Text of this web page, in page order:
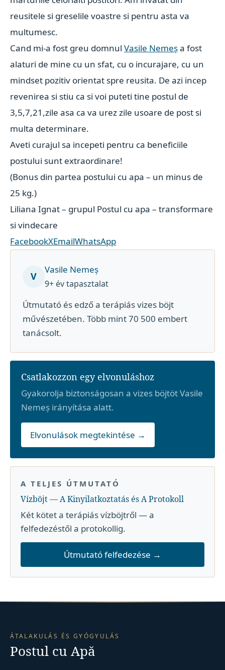
reusitele si greselile voastre si pentru asta va
multumesc.
Cand mi-a fost greu domnulVasile Nemeșa fost
alaturi de mine cu un sfat, cu o incurajare, cu un
mindset pozitiv orientat spre reusita. De azi incep
revenirea si stiu ca si voi puteti tine postul de
3,5,7,21,zile asa ca va urez zile usoare de post si
multa determinare.
Aveti curajul sa incepeti pentru ca beneficiile
postului sunt extraordinare!
(Bonus din partea postului cu apa – un minus de
25 kg.)
Liliana Ignat – grupul Postul cu apa – transformare
si vindecare
FacebookXEmailWhatsApp
V
Vasile Nemeș
9+ év tapasztalat
Útmutató és edző a terápiás vizes böjt
művészetében. Több mint 70 500 embert
tanácsolt.
Csatlakozzon egy elvonuláshoz
Gyakorolja biztonságosan a vizes böjtöt Vasile
Nemeș irányítása alatt.
Elvonulások megtekintése →
A TELJES ÚTMUTATÓ
Vízböjt — A Kinyilatkoztatás és A Protokoll
Két kötet a terápiás vízböjtről — a
felfedezéstől a protokollig.
Útmutató felfedezése →
ÁTALAKULÁS ÉS GYÓGYULÁS
Postul cu Apă